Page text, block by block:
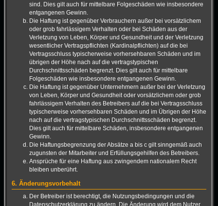
sind. Dies gilt auch für mittelbare Folgeschäden wie insbesondere
entgangenen Gewinn.
Die Haftung ist gegenüber Verbrauchern außer bei vorsätzlichem
oder grob fahrlässigem Verhalten oder bei Schäden aus der
Verletzung von Leben, Körper und Gesundheit und der Verletzung
wesentlicher Vertragspflichten (Kardinalpflichten) auf die bei
Vertragsschluss typischerweise vorhersehbaren Schäden und im
übrigen der Höhe nach auf die vertragstypischen
Durchschnittsschäden begrenzt. Dies gilt auch für mittelbare
Folgeschäden wie insbesondere entgangenen Gewinn.
Die Haftung ist gegenüber Unternehmern außer bei der Verletzung
von Leben, Körper und Gesundheit oder vorsätzlichem oder grob
fahrlässigem Verhalten des Betreibers auf die bei Vertragsschluss
typischerweise vorhersehbaren Schäden und im Übrigen der Höhe
nach auf die vertragstypischen Durchschnittsschäden begrenzt.
Dies gilt auch für mittelbare Schäden, insbesondere entgangenen
Gewinn.
Die Haftungsbegrenzung der Absätze a bis c gilt sinngemäß auch
zugunsten der Mitarbeiter und Erfüllungsgehilfen des Betreibers.
Ansprüche für eine Haftung aus zwingendem nationalem Recht
bleiben unberührt.
6. Änderungsvorbehalt
Der Betreiber ist berechtigt, die Nutzungsbedingungen und die
Datenschutzerklärung zu ändern. Die Änderung wird dem Nutzer